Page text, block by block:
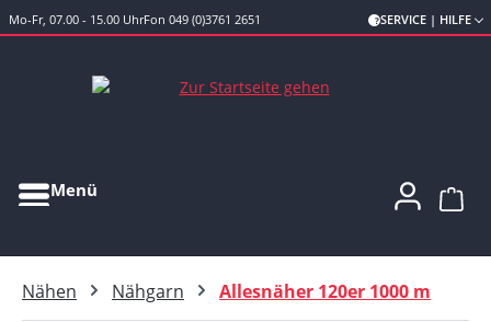
Zum Hauptinhalt springen
Mo-Fr, 07.00 - 15.00 UhrFon 049 (0)3761 2651 SERVICE | HILFE
Menü
Nähen Nähgarn Allesnäher 120er 1000 m